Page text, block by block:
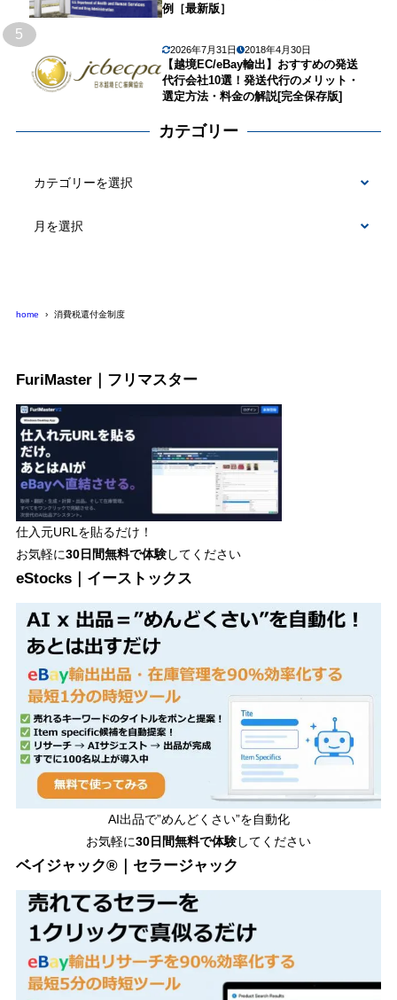
例［最新版］
5
2026年7月31日 2018年4月30日
【越境EC/eBay輸出】おすすめの発送
代行会社10選！発送代行のメリット・
選定方法・料金の解説[完全保存版]
カテゴリー
home 消費税還付金制度
FuriMaster｜フリマスター
仕入元URLを貼るだけ！
お気軽に30日間無料で体験してください
eStocks｜イーストックス
AI出品で”めんどくさい”を自動化
お気軽に30日間無料で体験してください
ベイジャック®｜セラージャック